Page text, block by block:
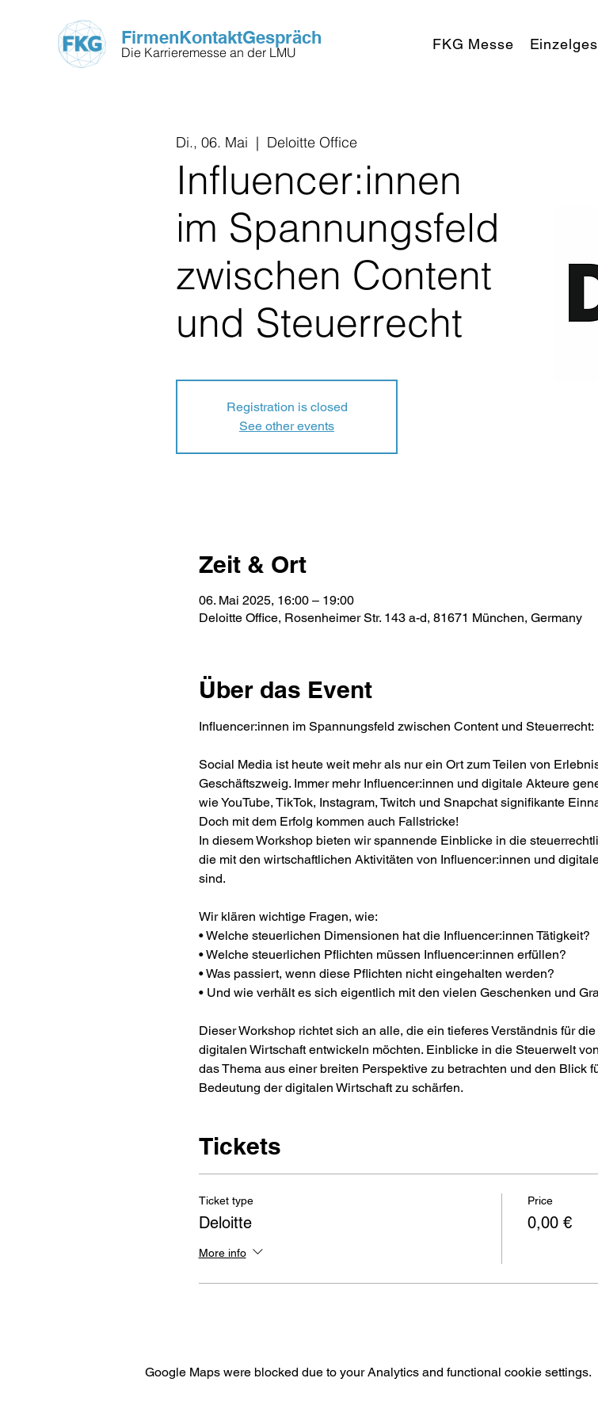
FirmenKontaktGespräch
Die Karrieremesse an der LMU FKG Messe
Di., 06. Mai
  |
Deloitte Office
Influencer:innen
im Spannungsfeld
zwischen Content
und Steuerrecht
Registration is closed
See other events
Zeit & Ort
06. Mai 2025, 16:00 – 19:00
Deloitte Office, Rosenheimer Str. 143 a-d, 81671 München, Germany
Über das Event
Influencer:innen im Spannungsfeld zwischen Content und Steuerrecht:
Social Media ist heute weit mehr als nur ein Ort zum Teilen von
Geschäftszweig. Immer mehr Influencer:innen und digitale Akteure
wie YouTube, TikTok, Instagram, Twitch und Snapchat signifikante
Doch mit dem Erfolg kommen auch Fallstricke!
In diesem Workshop bieten wir spannende Einblicke in die
die mit den wirtschaftlichen Aktivitäten von Influencer:innen und
sind.
Wir klären wichtige Fragen, wie:
• Welche steuerlichen Dimensionen hat die Influencer:innen Tätigkeit?
• Welche steuerlichen Pflichten müssen Influencer:innen erfüllen?
• Was passiert, wenn diese Pflichten nicht eingehalten werden?
• Und wie verhält es sich eigentlich mit den vielen Geschenken und
Dieser Workshop richtet sich an alle, die ein tieferes Verständnis für
digitalen Wirtschaft entwickeln möchten. Einblicke in die Steuerwelt
das Thema aus einer breiten Perspektive zu betrachten und den Blick
Bedeutung der digitalen Wirtschaft zu schärfen.
Tickets
Ticket type
Deloitte
More info
Price
0,00 €
Google Maps were blocked due to your Analytics and functional cookie settings.